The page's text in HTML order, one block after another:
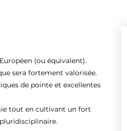
(ou équivalent).
sera fortement valorisée.
de pointe et excellentes
tout en cultivant un fort